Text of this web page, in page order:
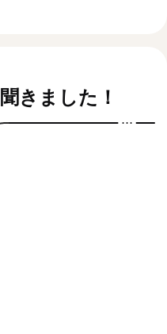
きました！